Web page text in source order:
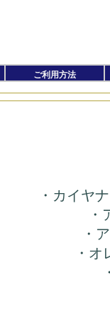
ご利用方法
・カイヤ
・
・